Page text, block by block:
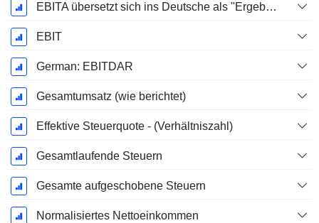
EBITA übersetzt sich ins Deutsche als "Ergebnis vor Zinsen, Steuern und Abschreibungen".
EBIT
German: EBITDAR
Gesamtumsatz (wie berichtet)
Effektive Steuerquote - (Verhältniszahl)
Gesamtlaufende Steuern
Gesamte aufgeschobene Steuern
Normalisiertes Nettoeinkommen